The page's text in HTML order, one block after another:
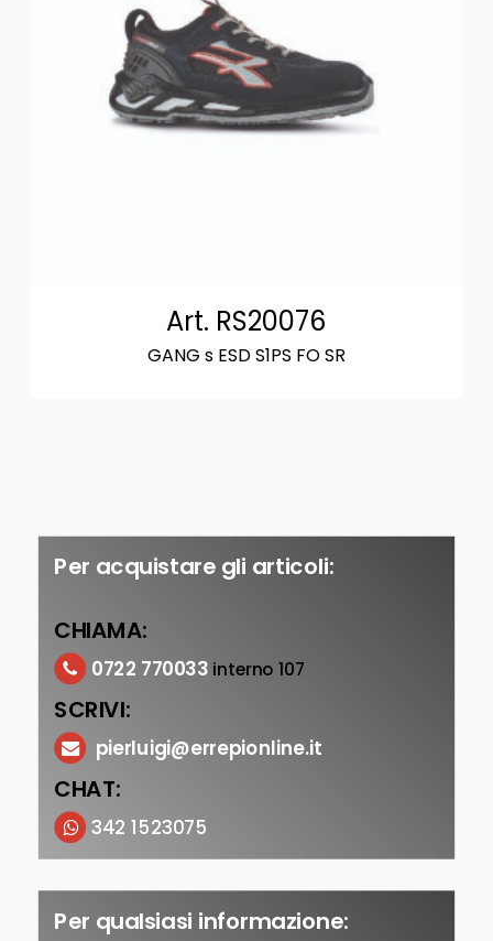
Art. RS20076
GANG s ESD S1PS FO SR
Per acquistare gli articoli:
CHIAMA:
0722 770033 interno 107
SCRIVI:
pierluigi@errepionline.it
CHAT:
342 1523075
Per qualsiasi informazione: